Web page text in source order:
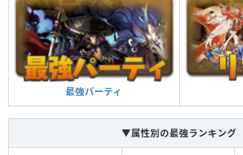
最強パーティ
▼属性別の最強ランキング